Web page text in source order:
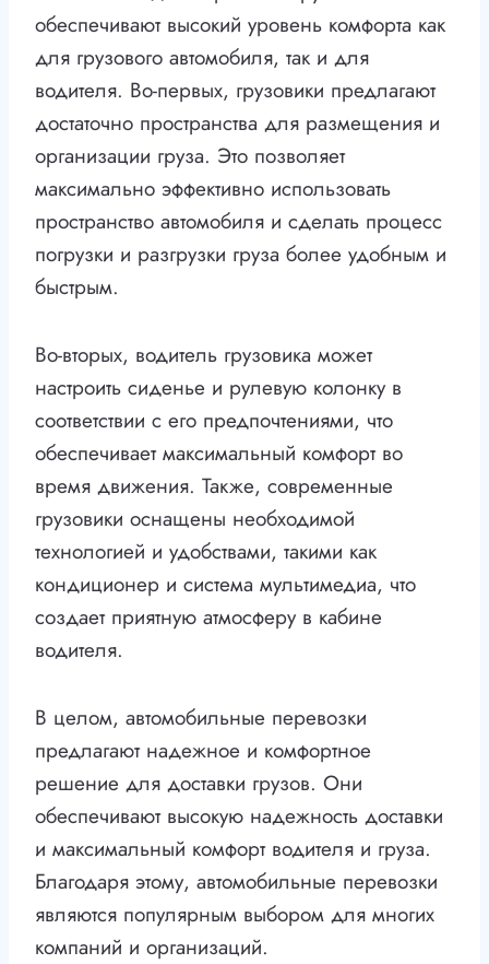
обеспечивают высокий уровень комфорта как
для грузового автомобиля, так и для
водителя. Во-первых, грузовики предлагают
достаточно пространства для размещения и
организации груза. Это позволяет
максимально эффективно использовать
пространство автомобиля и сделать процесс
погрузки и разгрузки груза более удобным и
быстрым.
Во-вторых, водитель грузовика может
настроить сиденье и рулевую колонку в
соответствии с его предпочтениями, что
обеспечивает максимальный комфорт во
время движения. Также, современные
грузовики оснащены необходимой
технологией и удобствами, такими как
кондиционер и система мультимедиа, что
создает приятную атмосферу в кабине
водителя.
В целом, автомобильные перевозки
предлагают надежное и комфортное
решение для доставки грузов. Они
обеспечивают высокую надежность доставки
и максимальный комфорт водителя и груза.
Благодаря этому, автомобильные перевозки
являются популярным выбором для многих
компаний и организаций.